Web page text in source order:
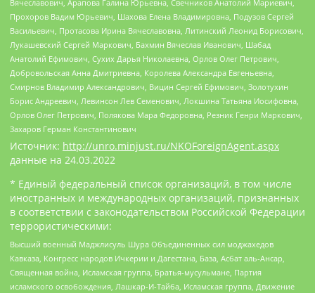
Вячеславович, Арапова Галина Юрьевна, Свечников Анатолий Мариевич,
Прохоров Вадим Юрьевич, Шахова Елена Владимировна, Подузов Сергей
Васильевич, Протасова Ирина Вячеславовна, Литинский Леонид Борисович,
Лукашевский Сергей Маркович, Бахмин Вячеслав Иванович, Шабад
Анатолий Ефимович, Сухих Дарья Николаевна, Орлов Олег Петрович,
Добровольская Анна Дмитриевна, Королева Александра Евгеньевна,
Смирнов Владимир Александрович, Вицин Сергей Ефимович, Золотухин
Борис Андреевич, Левинсон Лев Семенович, Локшина Татьяна Иосифовна,
Орлов Олег Петрович, Полякова Мара Федоровна, Резник Генри Маркович,
Захаров Герман Константинович
Источник: http://unro.minjust.ru/NKOForeignAgent.aspx
данные на 24.03.2022
* Единый федеральный список организаций, в том числе
иностранных и международных организаций, признанных
в соответствии с законодательством Российской Федерации
террористическими:
Высший военный Маджлисуль Шура Объединенных сил моджахедов
Кавказа, Конгресс народов Ичкерии и Дагестана, База, Асбат аль-Ансар,
Священная война, Исламская группа, Братья-мусульмане, Партия
исламского освобождения, Лашкар-И-Тайба, Исламская группа, Движение